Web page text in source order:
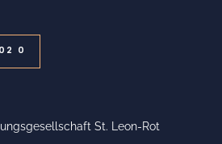
0
St. Leon-Rot